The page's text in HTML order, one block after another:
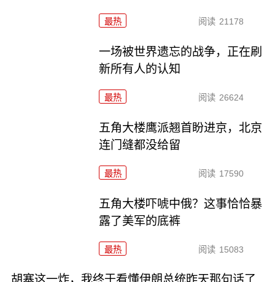
最热 阅读 21178
一场被世界遗忘的战争，正在刷
新所有人的认知
最热 阅读 26624
五角大楼鹰派翘首盼进京，北京
连门缝都没给留
最热 阅读 17590
五角大楼吓唬中俄？这事恰恰暴
露了美军的底裤
最热 阅读 15083